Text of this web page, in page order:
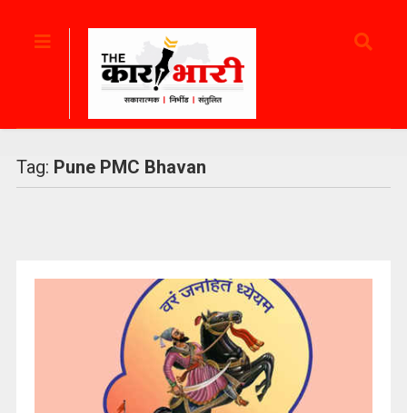
Tag: Pune PMC Bhavan